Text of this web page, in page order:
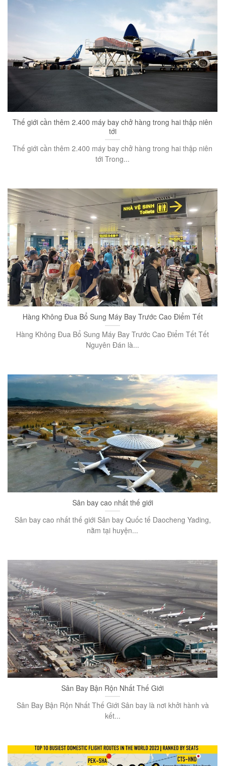
Thế giới cần thêm 2.400 máy bay chở hàng trong hai thập niên
tới
Thế giới cần thêm 2.400 máy bay chở hàng trong hai thập niên
tới Trong...
Hàng Không Đua Bổ Sung Máy Bay Trước Cao Điểm Tết
Hàng Không Đua Bổ Sung Máy Bay Trước Cao Điểm Tết Tết
Nguyên Đán là...
Sân bay cao nhất thế giới
Sân bay cao nhất thế giới Sân bay Quốc tế Daocheng Yading,
nằm tại huyện...
Sân Bay Bận Rộn Nhất Thế Giới
Sân Bay Bận Rộn Nhất Thế Giới Sân bay là nơi khởi hành và
kết...